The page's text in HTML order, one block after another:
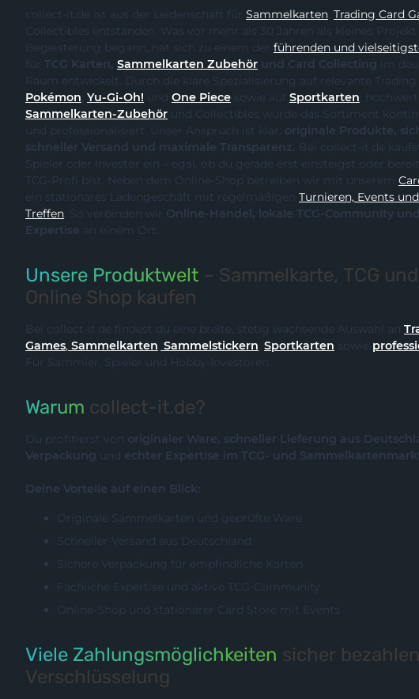
collect-it.de ist aus der Leidenschaft für Sammelkarten, Trading Card
Collectibles entstanden. Was vor mehr als 30 Jahren als kleines
Begeisterung begann, hat sich zu einem der führenden und
für TCG Karten, Sammelkarten Zubehör und Card Collecting
im
Raum entwickelt. Durch die klare
Pokémon, Yu-Gi-Oh! und One Piece sowie auf Sportkarten ,
Sammelkarten-Zubehör
und professionalisiert. Unser Anspruch ist klar: originale Produkte, sichere
schneller Versand und maximale Transparenz. Bei collect-it.de kaufst du als Sammler,
Spieler oder Investor ein – egal, ob du gerade erst einsteigst oder bereits ein erfahrener
TCG-Profi bist. Neben dem Online-Shop betreiben wir mit unserem
ein stationäres Ladengeschäft mit regelmäßigen Turnieren, Events und Community-
Treffen. So verbinden wir Online-Handel, lokale TCG-Community und fachliche
Expertise an einem Ort.
Unsere Produktwelt – Sammelkarte, TCG
Online Shop kaufen
Bei collect-it.de findest du eine breite, stetig wachsende Auswahl an
Games, Sammelkarten, Sammelstickern, Sportkarten sowie
Für Sammler, Spieler und Hobby-Investoren.
Warum collect-it.de?
Du profitierst von originaler Ware, schneller Lieferung aus
Verpackung und echter Expertise im TCG- und
Deine Vorteile auf einen Blick:
Originale Sammelkarten und geprüfte Ware
Schneller Versand aus Deutschland
Sichere Verpackung für empfindliche Karten
Fachliche Expertise und aktive TCG-Community
Online-Shop und stationärer Card Store mit Events
Viele Zahlungsmöglichkeiten sicher
Verschlüsselung